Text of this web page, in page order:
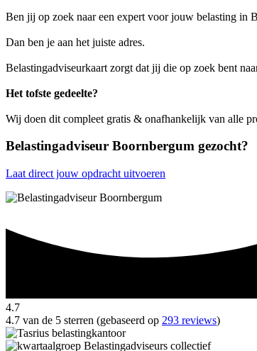
Ben jij op zoek naar een expert voor jouw belasting in
Dan ben je aan het juiste adres.
Belastingadviseurkaart zorgt dat jij die op zoek bent
Het tofste gedeelte?
Wij doen dit compleet gratis & onafhankelijk van alle
Belastingadviseur Boornbergum gezocht?
Laat direct jouw opdracht uitvoeren
4.7
4.7 van de 5 sterren (gebaseerd op 293 reviews)